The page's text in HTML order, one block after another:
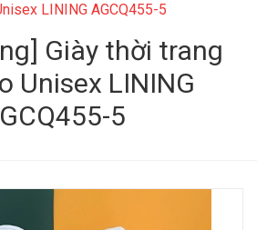
LINING AGCQ455-5
Giày thời trang
Unisex LINING
5